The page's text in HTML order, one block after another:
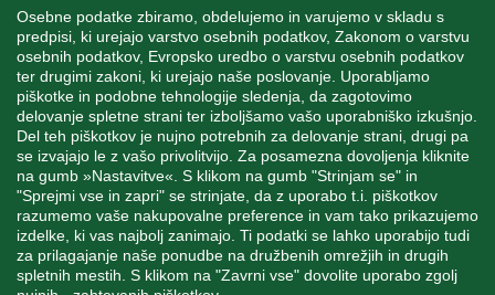
Osebne podatke zbiramo, obdelujemo in varujemo v skladu s
predpisi, ki urejajo varstvo osebnih podatkov, Zakonom o varstvu
osebnih podatkov, Evropsko uredbo o varstvu osebnih podatkov
ter drugimi zakoni, ki urejajo naše poslovanje. Uporabljamo
piškotke in podobne tehnologije sledenja, da zagotovimo
delovanje spletne strani ter izboljšamo vašo uporabniško izkušnjo.
Del teh piškotkov je nujno potrebnih za delovanje strani, drugi pa
se izvajajo le z vašo privolitvijo. Za posamezna dovoljenja kliknite
na gumb »Nastavitve«. S klikom na gumb "Strinjam se" in
"Sprejmi vse in zapri" se strinjate, da z uporabo t.i. piškotkov
razumemo vaše nakupovalne preference in vam tako prikazujemo
izdelke, ki vas najbolj zanimajo. Ti podatki se lahko uporabijo tudi
za prilagajanje naše ponudbe na družbenih omrežjih in drugih
spletnih mestih. S klikom na "Zavrni vse" dovolite uporabo zgolj
MOJ RAČUN
STORITEV ZA STRANKE
SPREMLJAJTE NAS